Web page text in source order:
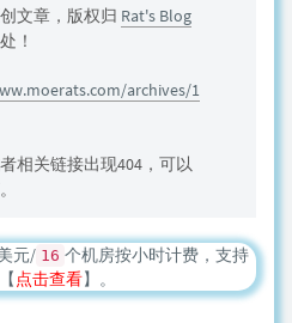
文章，版权归 Rat's Blog
！
archives/1
相关链接出现404，可以
元/ 16 个机房按小时计费，支持
点击查看】。